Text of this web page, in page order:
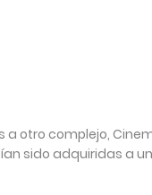
otro complejo,
sido adquiridas a un